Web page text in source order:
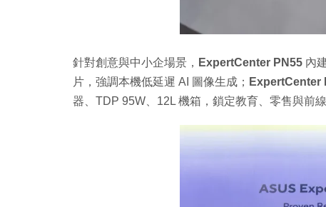
針對創意與中小企場景， ExpertCenter PN55 內
片，強調本機低延遲 AI 圖像生成； ExpertCenter
器、TDP 95W、12L 機箱，鎖定教育、零售與前線